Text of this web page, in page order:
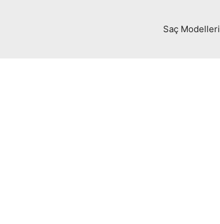
Saç Modelleri